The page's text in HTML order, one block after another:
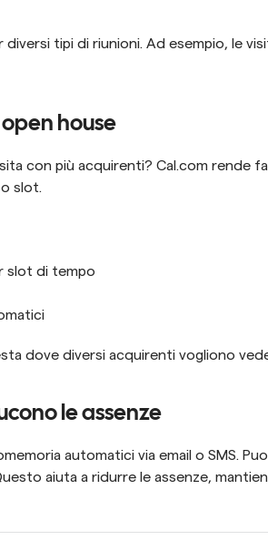
tipi di riunioni. Ad esempio, le
house
con più acquirenti? Cal.com rende
slot.
slot di tempo
dove diversi acquirenti vogliono
le assenze
automatici via email o SMS.
aiuta a ridurre le assenze,